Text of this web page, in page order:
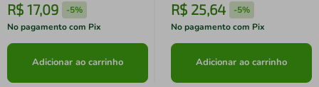
R$ 17,09 -5%
No pagamento com Pix
Adicionar ao carrinho
R$ 25,64 -5%
No pagamento com Pix
Adicionar ao carrinho